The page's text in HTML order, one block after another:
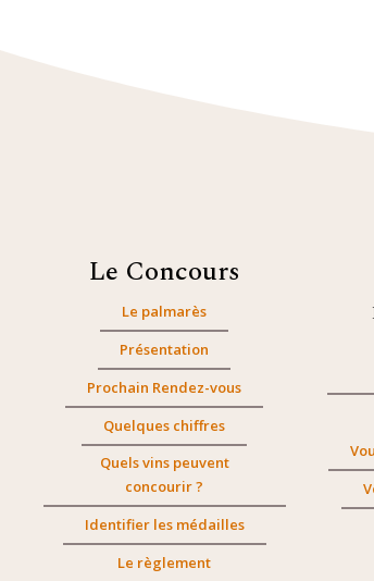
Le Concours
Le palmarès
Présentation
Prochain Rendez-vous
Quelques chiffres
Quels vins peuvent
concourir ?
Identifier les médailles
Le règlement